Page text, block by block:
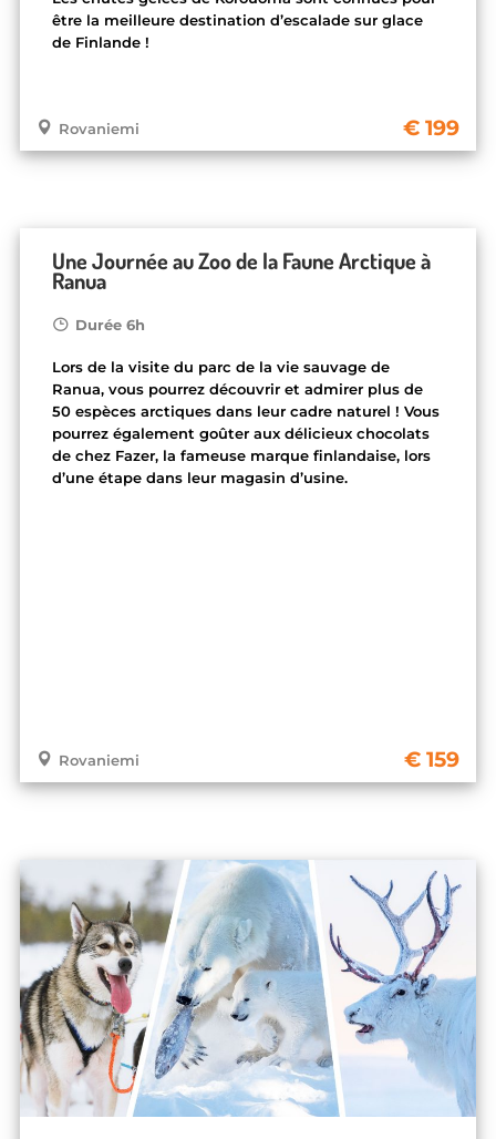
être la meilleure destination d’escalade sur glace
de Finlande !
Rovaniemi 199
Une Journée au Zoo de la Faune Arctique à
Ranua
Durée 6h
Lors de la visite du parc de la vie sauvage de
Ranua, vous pourrez découvrir et admirer plus de
50 espèces arctiques dans leur cadre naturel ! Vous
pourrez également goûter aux délicieux chocolats
de chez Fazer, la fameuse marque finlandaise, lors
d’une étape dans leur magasin d’usine.
Rovaniemi 159